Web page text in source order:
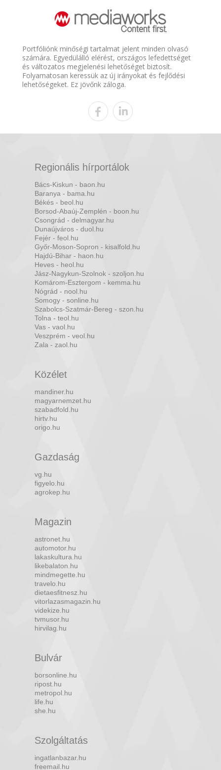
Portfóliónk minőségi tartalmat jelent minden olvasó
számára. Egyedülálló elérést, országos lefedettséget
és változatos megjelenési lehetőséget biztosít.
Folyamatosan keressük az új irányokat és fejlődési
lehetőségeket. Ez jövőnk záloga.
Regionális hírportálok
Bács-Kiskun - baon.hu
Baranya - bama.hu
Békés - beol.hu
Borsod-Abaúj-Zemplén - boon.hu
Csongrád - delmagyar.hu
Dunaújváros - duol.hu
Fejér - feol.hu
Győr-Moson-Sopron - kisalfold.hu
Hajdú-Bihar - haon.hu
Heves - heol.hu
Jász-Nagykun-Szolnok - szoljon.hu
Komárom-Esztergom - kemma.hu
Nógrád - nool.hu
Somogy - sonline.hu
Szabolcs-Szatmár-Bereg - szon.hu
Tolna - teol.hu
Vas - vaol.hu
Veszprém - veol.hu
Zala - zaol.hu
Közélet
mandiner.hu
magyarnemzet.hu
szabadfold.hu
hirtv.hu
origo.hu
Gazdaság
vg.hu
figyelo.hu
agrokep.hu
Magazin
astronet.hu
automotor.hu
lakaskultura.hu
likebalaton.hu
mindmegette.hu
travelo.hu
dietaesfitnesz.hu
vitorlazasmagazin.hu
videkize.hu
tvmusor.hu
hirvilag.hu
Bulvár
borsonline.hu
ripost.hu
metropol.hu
life.hu
she.hu
Szolgáltatás
ingatlanbazar.hu
freemail.hu